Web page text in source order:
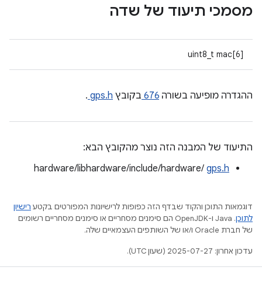
מסמכי תיעוד של שדה
uint8_t mac[6]
ההגדרה מופיעה בשורה 676 בקובץ gps.h
.
התיעוד של המבנה הזה נוצר מהקובץ הבא:
hardware/libhardware/include/hardware/ gps.h
דוגמאות התוכן והקוד שבדף הזה כפופות לרישיונות המפורטים בקטע רישיון
לתוכן
.‏ Java ו-OpenJDK הם סימנים מסחריים או סימנים מסחריים רשומים
של חברת Oracle ו/או של השותפים העצמאיים שלה.
עדכון אחרון: 2025-07-27 (שעון UTC).